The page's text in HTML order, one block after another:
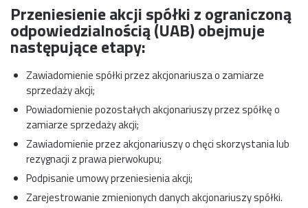
Przeniesienie akcji spółki z ograniczoną
odpowiedzialnością (UAB) obejmuje
następujące etapy:
Zawiadomienie spółki przez akcjonariusza o zamiarze
sprzedaży akcji;
Powiadomienie pozostałych akcjonariuszy przez spółkę o
zamiarze sprzedaży akcji;
Zawiadomienie przez akcjonariuszy o chęci skorzystania lub
rezygnacji z prawa pierwokupu;
Podpisanie umowy przeniesienia akcji;
Zarejestrowanie zmienionych danych akcjonariuszy spółki.